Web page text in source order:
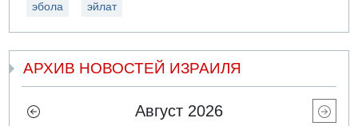
эбола эйлат
АРХИВ НОВОСТЕЙ ИЗРАИЛЯ
Август 2026